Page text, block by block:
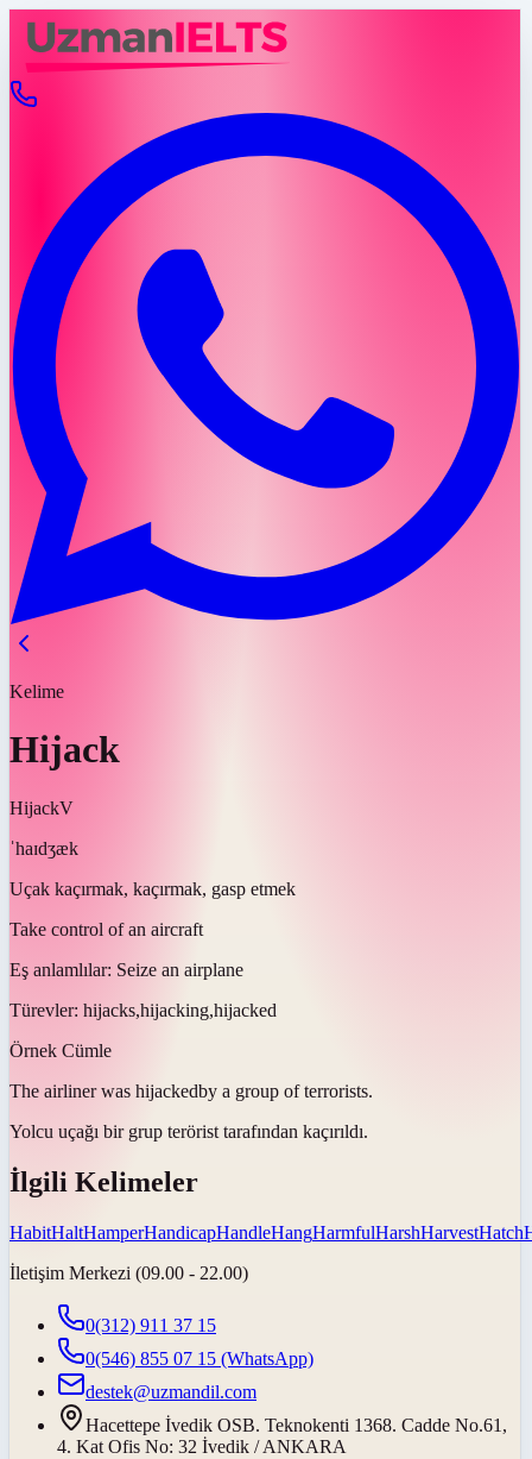
Kelime
Hijack
HijackV
ˈhaɪdʒæk
Uçak kaçırmak, kaçırmak, gasp etmek
Take control of an aircraft
Eş anlamlılar: Seize an airplane
Türevler: hijacks,hijacking,hijacked
Örnek Cümle
The airliner was hijackedby a group of terrorists.
Yolcu uçağı bir grup terörist tarafından kaçırıldı.
İlgili Kelimeler
HabitHaltHamperHandicapHandleHangHarmfulHarshHarvestHatch
İletişim Merkezi (09.00 - 22.00)
0(312) 911 37 15
0(546) 855 07 15 (WhatsApp)
destek@uzmandil.com
Hacettepe İvedik OSB. Teknokenti 1368. Cadde No.61,
4. Kat Ofis No: 32 İvedik / ANKARA